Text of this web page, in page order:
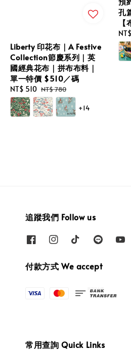
Liberty 印花布｜A Festive
Collection節慶系列｜英
國經典花布｜拼布布料｜
單一特價 $510／碼
Sale
price
NT$ 510 Regular
price
NT$ 780
+14
孔
追蹤我們 Follow us
付款方式 We accept
常用查詢 Quick Links